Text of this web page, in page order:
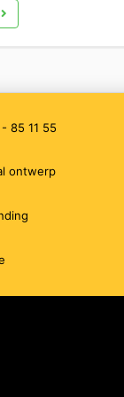
85 11 55
ontwerp